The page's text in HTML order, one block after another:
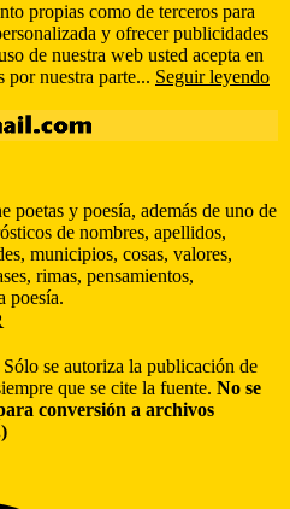
propias como de terceros para
y ofrecer publicidades
de nuestra web usted acepta en
por nuestra parte... Seguir leyendo
poetas y poesía, además de uno de
de nombres, apellidos,
municipios, cosas, valores,
rimas, pensamientos,
poesía.
se autoriza la publicación de
que se cite la fuente. No se
conversión a archivos